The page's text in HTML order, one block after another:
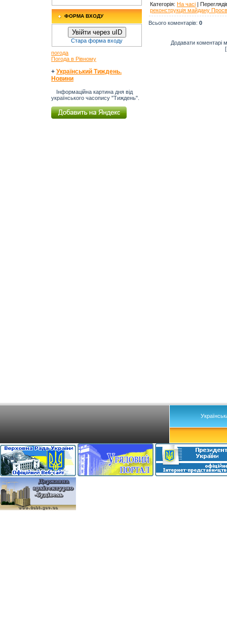
ФОРМА ВХОДУ
Увійти через uID
Стара форма входу
погода
Погода в Рівному
+ Український Тиждень.
Новини
Інформаційна картина дня від
українського часопису "Тиждень".
Категорія: На часі |
реконструкція майдану
Всього коментарів: 0
Додавати коментарі